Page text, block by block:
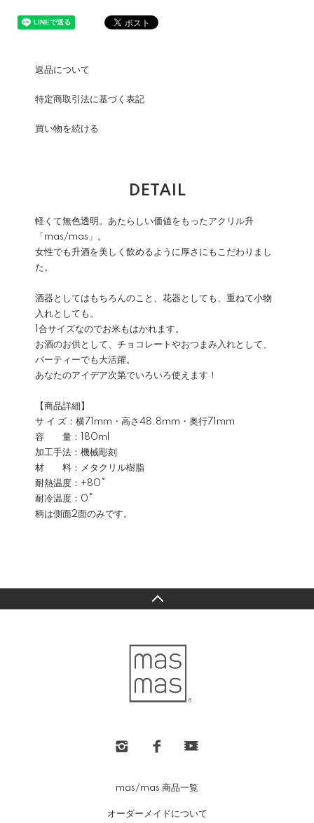
返品について
特定商取引法に基づく表記
買い物を続ける
DETAIL
軽くて無色透明。あたらしい価値をもったアクリル升
「mas/mas」。
女性でも升酒を美しく飲めるように厚さにもこだわりまし
た。
酒器としてはもちろんのこと、花器としても、重ねて小物
入れとしても。
1合サイズなのでお米もはかれます。
お酒のお供として、チョコレートやおつまみ入れとして、
パーティーでも大活躍。
あなたのアイデア次第でいろいろ使えます！
【商品詳細】
サ イ ズ：横71mm・高さ48.8mm・奥行71mm
容 量：180ml
加工手法：機械彫刻
材 料：メタクリル樹脂
耐熱温度：+80°
耐冷温度：0°
柄は側面2面のみです。
mas/mas 商品一覧
オーダーメイドについて